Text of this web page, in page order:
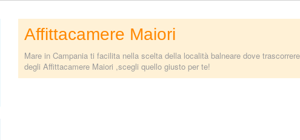
Affittacamere Maiori
Mare in Campania ti facilita nella scelta della località balneare dove
degli Affittacamere Maiori ,scegli quello giusto per te!